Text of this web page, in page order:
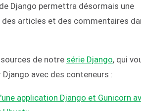
Django permettra désormais une
articles et des commentaires
de notre série Django, qui
avec des conteneurs :
application Django et Gunicorn